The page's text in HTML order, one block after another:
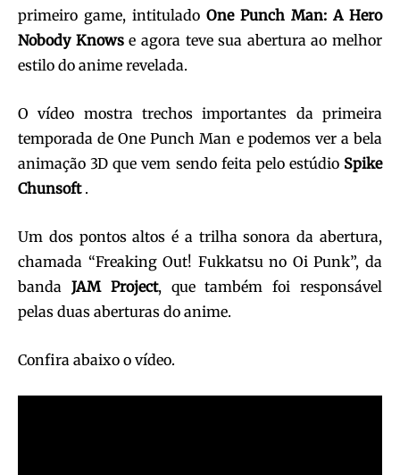
primeiro game, intitulado One Punch Man: A Hero
Nobody Knowse agora teve sua abertura ao melhor
estilo do anime revelada.
O vídeo mostra trechos importantes da primeira
temporada de One Punch Man e podemos ver a bela
animação 3D que vem sendo feita pelo estúdio Spike
Chunsoft.
Um dos pontos altos é a trilha sonora da abertura,
chamada “Freaking Out! Fukkatsu no Oi Punk”, da
banda JAM Project, que também foi responsável
pelas duas aberturas do anime.
Confira abaixo o vídeo.